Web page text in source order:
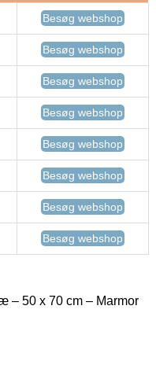
Besøg webshop
Besøg webshop
Besøg webshop
Besøg webshop
Besøg webshop
Besøg webshop
Besøg webshop
Besøg webshop
– 50 x 70 cm – Marmor